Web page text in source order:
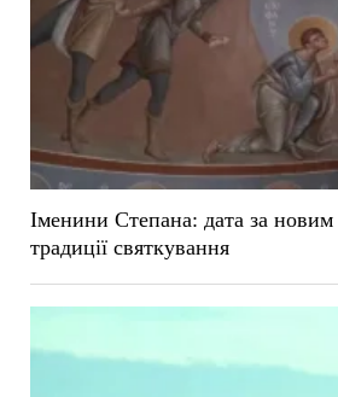
Іменини Степана: дата за новим
традиції святкування